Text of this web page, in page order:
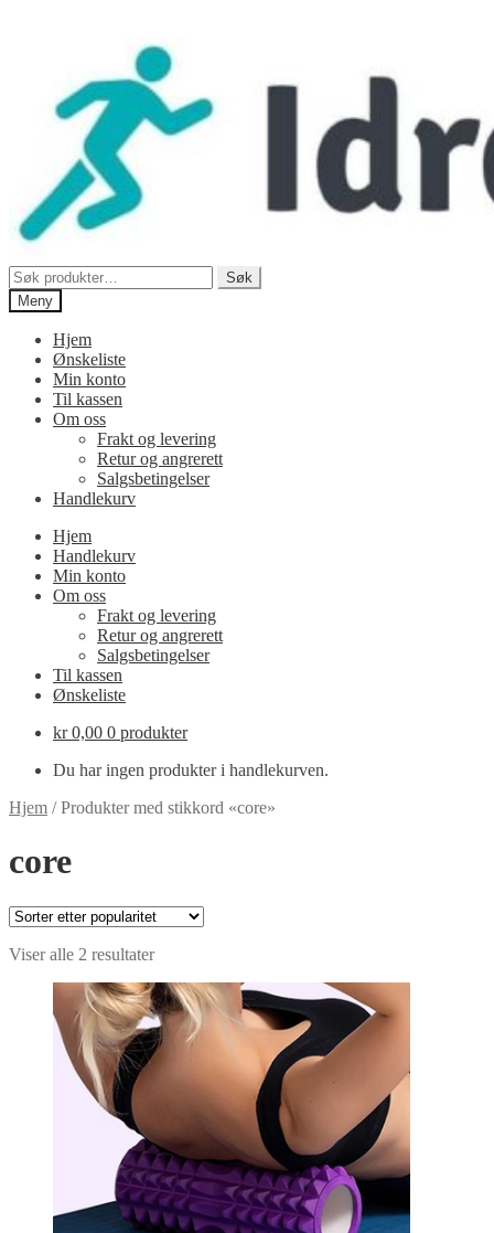
Søk
etter:
Søk
Meny
Hjem
Ønskeliste
Min konto
Til kassen
Om oss
Frakt og levering
Retur og angrerett
Salgsbetingelser
Handlekurv
Hjem
Handlekurv
Min konto
Om oss
Frakt og levering
Retur og angrerett
Salgsbetingelser
Til kassen
Ønskeliste
kr0,00 0 produkter
Du har ingen produkter i handlekurven.
Hjem /Produkter med stikkord «core»
core
Viser alle 2 resultaterSortert
propularitet